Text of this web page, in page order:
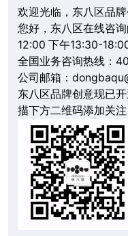
欢迎光临，东八区品
您好，东八区在线咨
12:00 下午13:30-
全国业务咨询热线：
公司邮箱：
东八区品牌创意现已
描下方二维码添加关注